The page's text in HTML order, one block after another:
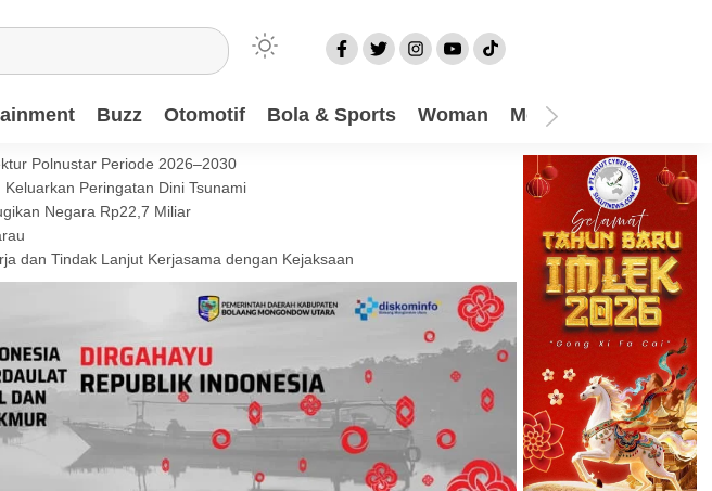
Buzz Otomotif Bola & Sports Woman Mom
Polnustar Periode 2026–2030
Peringatan Dini Tsunami
Negara Rp22,7 Miliar
dan Tindak Lanjut Kerjasama dengan Kejaksaan